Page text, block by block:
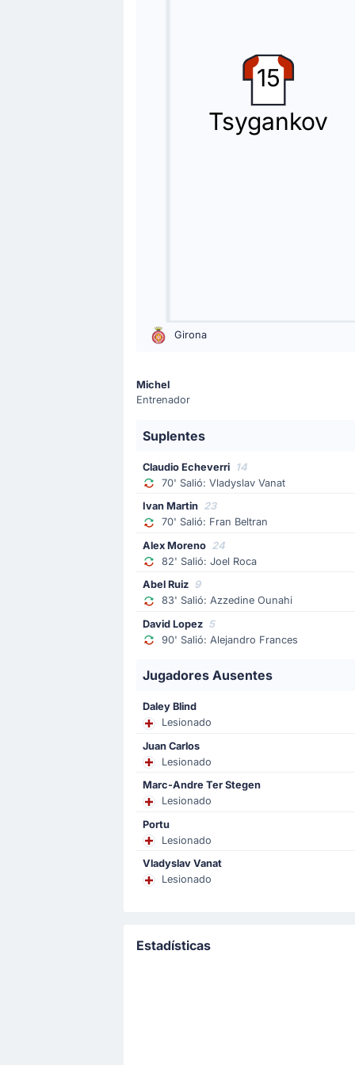
Nicolas Serrano
Tarjeta amarilla
70'
Cambio de jugador
Cambio de jugador
Mikel Vesga Arruti
46'
Cambio de jugador
Andoni Gorosabel
Jesus Areso
El equipo equipo visitante ha
Cambio de jugador
Ernesto Valverde hace un cambio
4' Objetivo !
Hugo Rincon Lumbreras
Viktor Tsygankov
15
Tsygankov
Girona
Michel
Entrenador
Suplentes
Claudio Echeverri 14
70' Salió: Vladyslav Vanat
Ivan Martin 23
70' Salió: Fran Beltran
Alex Moreno 24
82' Salió: Joel Roca
Abel Ruiz 9
83' Salió: Azzedine Ounahi
David Lopez 5
90' Salió: Alejandro Frances
Jugadores Ausentes
Daley Blind
Lesionado
Juan Carlos
Lesionado
Marc-Andre Ter Stegen
Lesionado
Portu
Lesionado
Vladyslav Vanat
Lesionado
Estadísticas